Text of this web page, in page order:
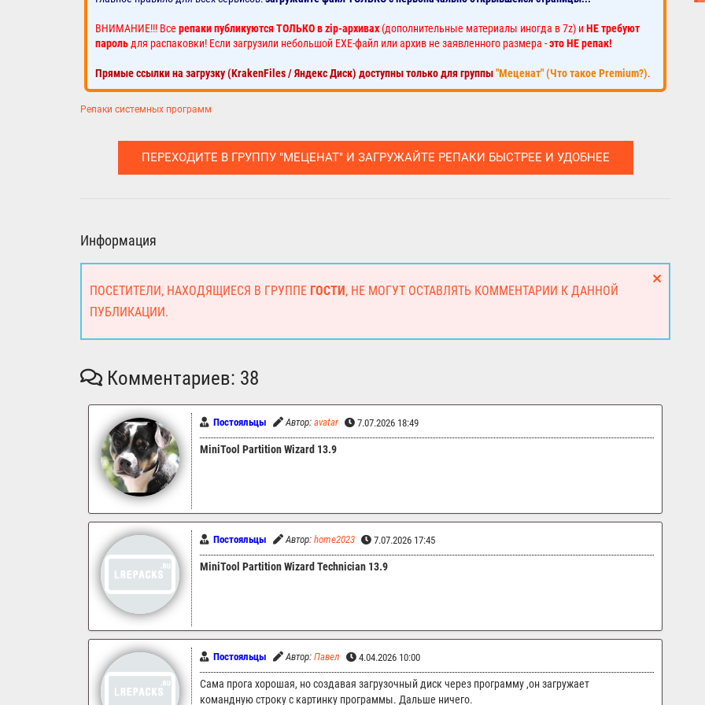
ВНИМАНИЕ!!! Все репаки публикуются ТОЛЬКО в zip-архивах(дополнительные материалы иногда в 7z) иНЕ требуют
пароль для распаковки! Если загрузили небольшой EXE-файл или архив не заявленного размера -это НЕ репак!
Прямые ссылки на загрузку (KrakenFiles / Яндекс Диск) доступны только для группы"Меценат" (Что такое Premium?).
Репаки системных программ
ПЕРЕХОДИТЕ В ГРУППУ "МЕЦЕНАТ" И ЗАГРУЖАЙТЕ РЕПАКИ БЫСТРЕЕ И УДОБНЕЕ
Информация
ПОСЕТИТЕЛИ, НАХОДЯЩИЕСЯ В ГРУППЕ ГОСТИ, НЕ МОГУТ ОСТАВЛЯТЬ КОММЕНТАРИИ К ДАННОЙ
ПУБЛИКАЦИИ.
Комментариев: 38
Постояльцы Автор: avatar 7.07.2026 18:49
MiniTool Partition Wizard 13.9
Постояльцы Автор: home2023 7.07.2026 17:45
MiniTool Partition Wizard Technician 13.9
Постояльцы Автор: Павел 4.04.2026 10:00
Сама прога хорошая, но создавая загрузочный диск через программу ,он загружает
командную строку с картинку программы. Дальше ничего.